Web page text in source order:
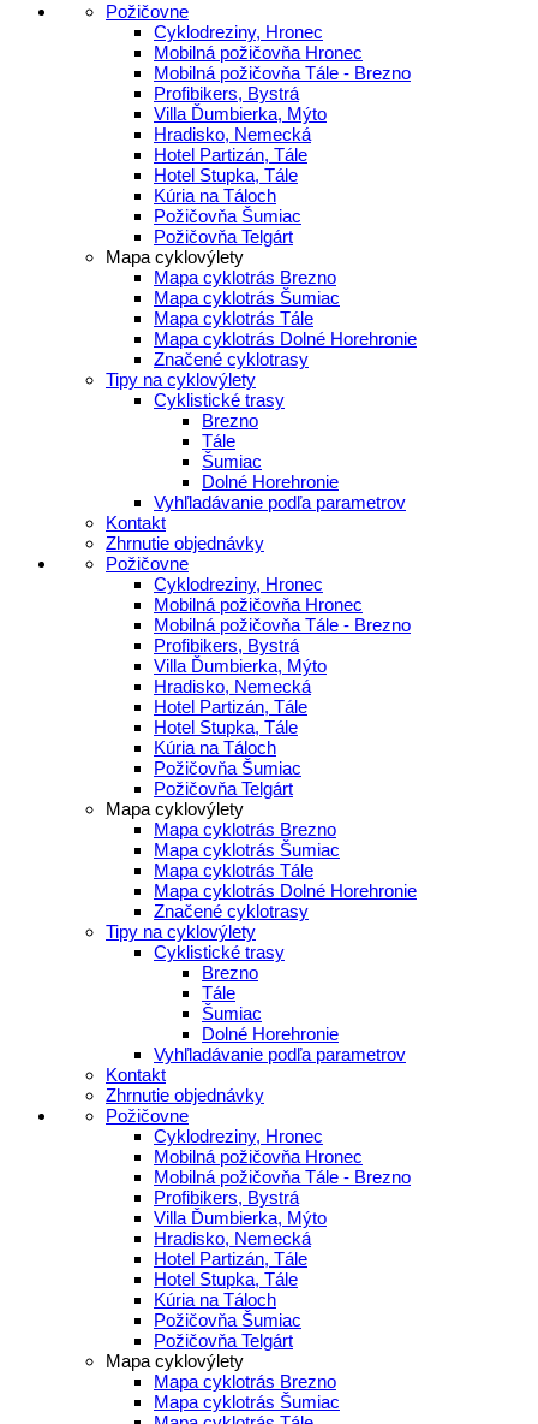
Požičovne
Cyklodreziny, Hronec
Mobilná požičovňa Hronec
Mobilná požičovňa Tále - Brezno
Profibikers, Bystrá
Villa Ďumbierka, Mýto
Hradisko, Nemecká
Hotel Partizán, Tále
Hotel Stupka, Tále
Kúria na Táloch
Požičovňa Šumiac
Požičovňa Telgárt
Mapa cyklovýlety
Mapa cyklotrás Brezno
Mapa cyklotrás Šumiac
Mapa cyklotrás Tále
Mapa cyklotrás Dolné Horehronie
Značené cyklotrasy
Tipy na cyklovýlety
Cyklistické trasy
Brezno
Tále
Šumiac
Dolné Horehronie
Vyhľladávanie podľa parametrov
Kontakt
Zhrnutie objednávky
Požičovne
Cyklodreziny, Hronec
Mobilná požičovňa Hronec
Mobilná požičovňa Tále - Brezno
Profibikers, Bystrá
Villa Ďumbierka, Mýto
Hradisko, Nemecká
Hotel Partizán, Tále
Hotel Stupka, Tále
Kúria na Táloch
Požičovňa Šumiac
Požičovňa Telgárt
Mapa cyklovýlety
Mapa cyklotrás Brezno
Mapa cyklotrás Šumiac
Mapa cyklotrás Tále
Mapa cyklotrás Dolné Horehronie
Značené cyklotrasy
Tipy na cyklovýlety
Cyklistické trasy
Brezno
Tále
Šumiac
Dolné Horehronie
Vyhľladávanie podľa parametrov
Kontakt
Zhrnutie objednávky
Požičovne
Cyklodreziny, Hronec
Mobilná požičovňa Hronec
Mobilná požičovňa Tále - Brezno
Profibikers, Bystrá
Villa Ďumbierka, Mýto
Hradisko, Nemecká
Hotel Partizán, Tále
Hotel Stupka, Tále
Kúria na Táloch
Požičovňa Šumiac
Požičovňa Telgárt
Mapa cyklovýlety
Mapa cyklotrás Brezno
Mapa cyklotrás Šumiac